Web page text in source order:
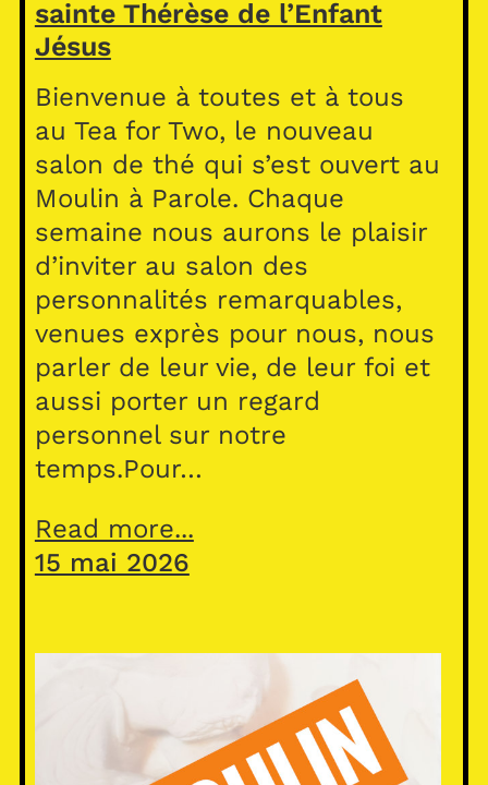
sainte Thérèse de l’Enfant
Jésus
Bienvenue à toutes et à tous
au Tea for Two, le nouveau
salon de thé qui s’est ouvert au
Moulin à Parole. Chaque
semaine nous aurons le plaisir
d’inviter au salon des
personnalités remarquables,
venues exprès pour nous, nous
parler de leur vie, de leur foi et
aussi porter un regard
personnel sur notre
temps.Pour…
Read more...
15 mai 2026